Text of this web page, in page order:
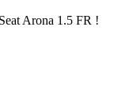
Arona 1.5 FR !